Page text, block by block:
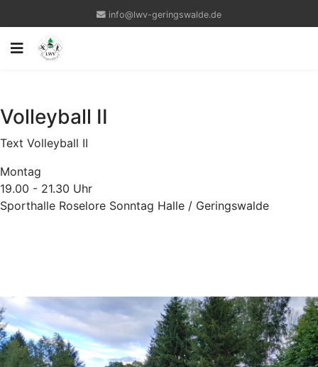
info@lwv-geringswalde.de
Volleyball II
Text Volleyball II
Montag
19.00 - 21.30 Uhr
Sporthalle Roselore Sonntag Halle / Geringswalde